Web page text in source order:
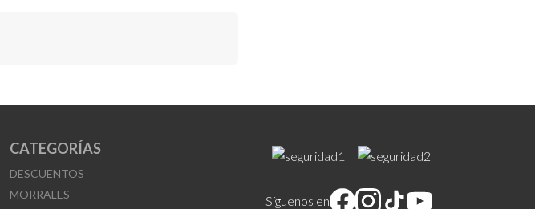
CATEGORÍAS
DESCUENTOS
MORRALES
Síguenos en